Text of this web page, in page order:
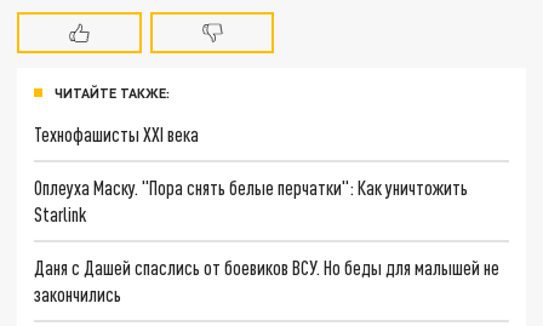
ЧИТАЙТЕ ТАКЖЕ:
Технофашисты XXI века
Оплеуха Маску. "Пора снять белые перчатки": Как уничтожить
Starlink
Даня с Дашей спаслись от боевиков ВСУ. Но беды для малышей не
закончились